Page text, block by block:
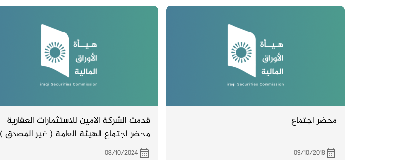
محضر اجتماع
09/10/2018
قدمت الشركة الامين للاستثمارات العقارية
محضر اجتماع الهيئة العامة ( غير المصدق )
والمنعقد بتاريخ 1/10/ 2024
08/10/2024